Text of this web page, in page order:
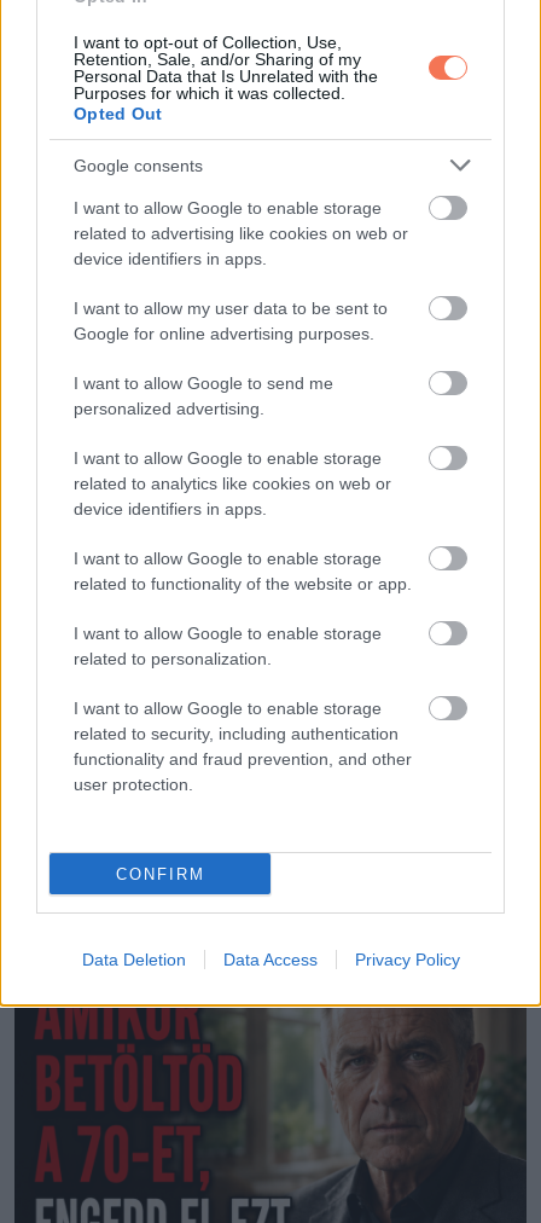
I want to opt-out of Collection, Use,
Retention, Sale, and/or Sharing of my
Personal Data that Is Unrelated with the
Purposes for which it was collected.
Opted Out
Google consents
I want to allow Google to enable storage
related to advertising like cookies on web or
device identifiers in apps.
I want to allow my user data to be sent to
Google for online advertising purposes.
I want to allow Google to send me
personalized advertising.
I want to allow Google to enable storage
related to analytics like cookies on web or
device identifiers in apps.
I want to allow Google to enable storage
related to functionality of the website or app.
I want to allow Google to enable storage
related to personalization.
I want to allow Google to enable storage
related to security, including authentication
functionality and fraud prevention, and other
user protection.
CONFIRM
Data Deletion Data Access Privacy Policy
elhunyt A Nagy Ő sztárja, nagyon beteg
volt. RÉSZVÉTÜNK!
További bejegyzések
ÉLETMÓD
Egészséges határok a kapcsolatokban 70 év